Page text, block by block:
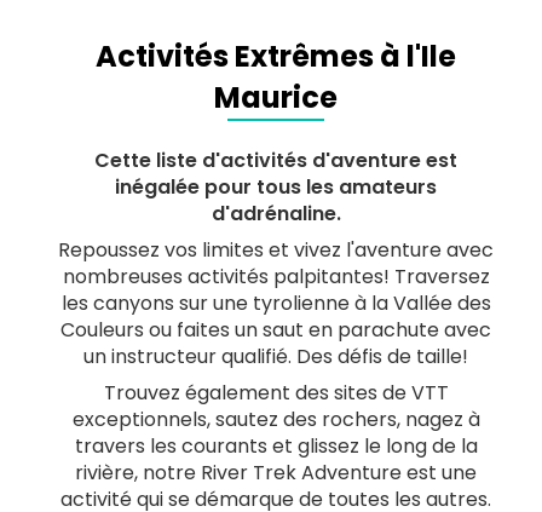
Activités Extrêmes à l'Ile
Maurice
Cette liste d'activités d'aventure est
inégalée pour tous les amateurs
d'adrénaline.
Repoussez vos limites et vivez l'aventure avec
nombreuses activités palpitantes! Traversez
les canyons sur une tyrolienne à la Vallée des
Couleurs ou faites un saut en parachute avec
un instructeur qualifié. Des défis de taille!
Trouvez également des sites de VTT
exceptionnels, sautez des rochers, nagez à
travers les courants et glissez le long de la
rivière, notre River Trek Adventure est une
activité qui se démarque de toutes les autres.